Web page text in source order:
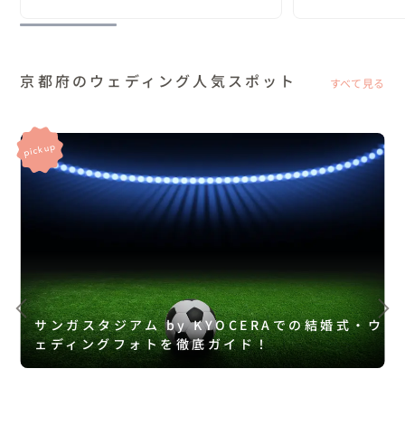
京都府のウェディング人気スポット すべて見る
サンガスタジアム by KYOCERAでの結婚式・ウ
ェディングフォトを徹底ガイド！